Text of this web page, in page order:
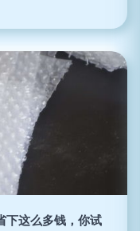
下这么多钱，你试